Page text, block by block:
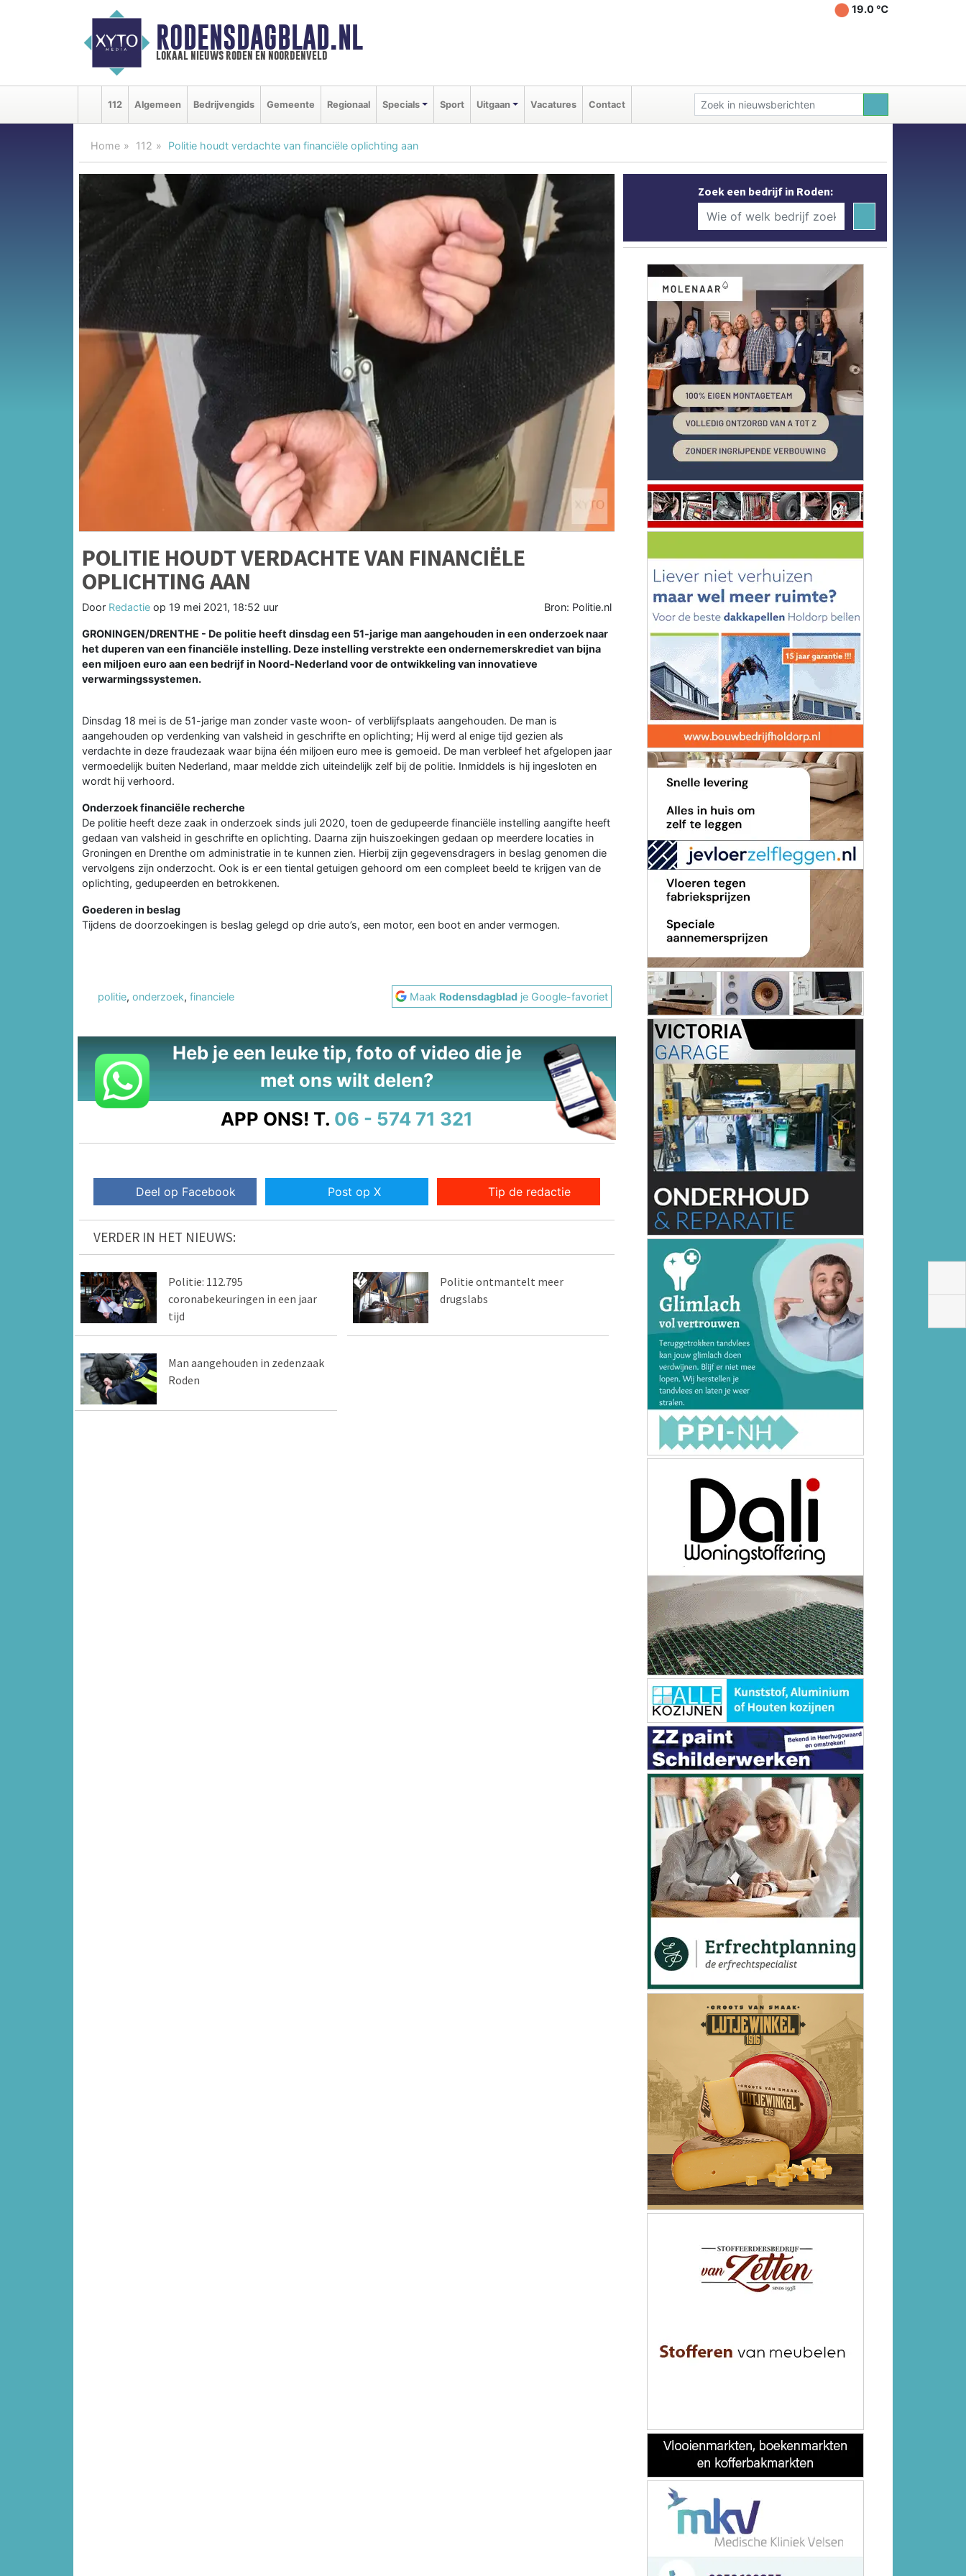
RODENSDAGBLAD.NL
lokaal nieuws roden en noordenveld
19.0 ℃
112 Algemeen Bedrijvengids Gemeente Regionaal Specials Sport Uitgaan Vacatures Contact
Home 112 Politie houdt verdachte van financiële oplichting aan
POLITIE HOUDT VERDACHTE VAN FINANCIËLE
OPLICHTING AAN
Door Redactie op 19 mei 2021, 18:52 uur Bron: Politie.nl
GRONINGEN/DRENTHE - De politie heeft dinsdag een 51-jarige man aangehouden in een onderzoek naar
het duperen van een financiële instelling. Deze instelling verstrekte een ondernemerskrediet van bijna
een miljoen euro aan een bedrijf in Noord-Nederland voor de ontwikkeling van innovatieve
verwarmingssystemen.
Dinsdag 18 mei is de 51-jarige man zonder vaste woon- of verblijfsplaats aangehouden. De man is
aangehouden op verdenking van valsheid in geschrifte en oplichting; Hij werd al enige tijd gezien als
verdachte in deze fraudezaak waar bijna één miljoen euro mee is gemoeid. De man verbleef het afgelopen jaar
vermoedelijk buiten Nederland, maar meldde zich uiteindelijk zelf bij de politie. Inmiddels is hij ingesloten en
wordt hij verhoord.
Onderzoek financiële recherche
De politie heeft deze zaak in onderzoek sinds juli 2020, toen de gedupeerde financiële instelling aangifte heeft
gedaan van valsheid in geschrifte en oplichting. Daarna zijn huiszoekingen gedaan op meerdere locaties in
Groningen en Drenthe om administratie in te kunnen zien. Hierbij zijn gegevensdragers in beslag genomen die
vervolgens zijn onderzocht. Ook is er een tiental getuigen gehoord om een compleet beeld te krijgen van de
oplichting, gedupeerden en betrokkenen.
Goederen in beslag
Tijdens de doorzoekingen is beslag gelegd op drie auto’s, een motor, een boot en ander vermogen.
politie, onderzoek, financiele Maak Rodensdagblad je Google-favoriet
Heb je een leuke tip, foto of video die je
met ons wilt delen?
APP ONS! T. 06 - 574 71 321
Deel op Facebook Post op X Tip de redactie
VERDER IN HET NIEUWS:
Politie: 112.795
coronabekeuringen in een jaar
tijd
Politie ontmantelt meer
drugslabs
Man aangehouden in zedenzaak
Roden
Zoek een bedrijf in Roden: